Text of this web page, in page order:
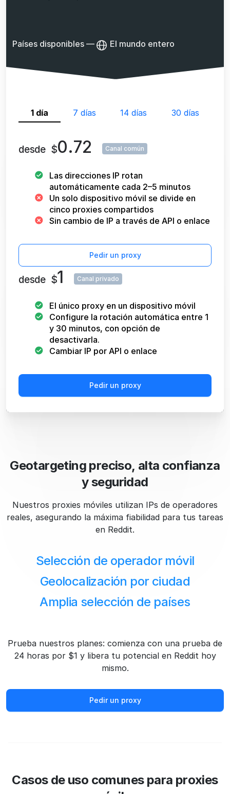
Países disponibles — El mundo entero
1 día 7 días 14 días 30 días
desde $0.72 Canal común
Las direcciones IP rotan
automáticamente cada 2–5 minutos
Un solo dispositivo móvil se divide en
cinco proxies compartidos
Sin cambio de IP a través de API o enlace
Pedir un proxy
desde $1 Canal privado
El único proxy en un dispositivo móvil
Configure la rotación automática entre 1
y 30 minutos, con opción de
desactivarla.
Cambiar IP por API o enlace
Pedir un proxy
Geotargeting preciso, alta confianza
y seguridad
Nuestros proxies móviles utilizan IPs de operadores
reales, asegurando la máxima fiabilidad para tus tareas
en Reddit.
Selección de operador móvil
Geolocalización por ciudad
Amplia selección de países
Prueba nuestros planes: comienza con una prueba de
24 horas por $1 y libera tu potencial en Reddit hoy
mismo.
Pedir un proxy
Casos de uso comunes para proxies